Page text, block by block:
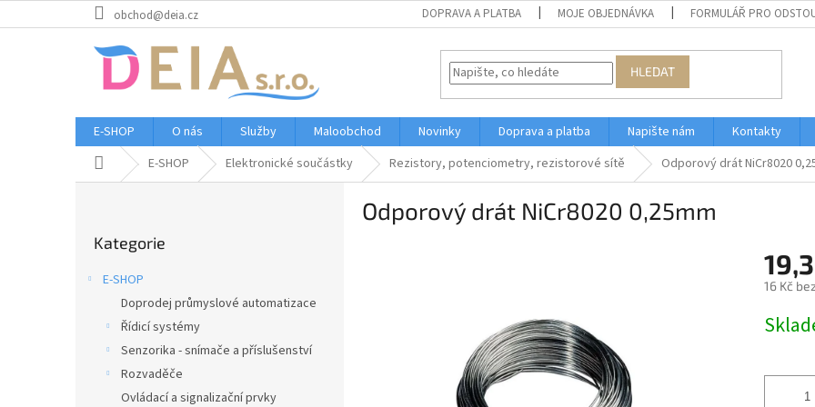
na
obchod@deia.cz DOPRAVA A PLATBA MOJE OBJEDNÁVKA FORMULÁŘ PRO
HLEDAT
E-SHOP O nás Služby Maloobchod Novinky Doprava a platba Napište nám Kontakty
Domů E-SHOP Elektronické součástky Rezistory, potenciometry, rezistorové sítě Odporový drát NiCr8020
kategorie
Kategorie
E-SHOP
Doprodej průmyslové automatizace
Řídicí systémy
Senzorika - snímače a příslušenství
Rozvaděče
Ovládací a signalizační prvky
Odporový drát NiCr8020 0,25mm
16 Kč
cena: